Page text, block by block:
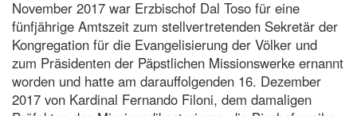
November 2017 war Erzbischof Dal Toso für eine
fünfjährige Amtszeit zum stellvertretenden Sekretär der
Kongregation für die Evangelisierung der Völker und
zum Präsidenten der Päpstlichen Missionswerke ernannt
worden und hatte am darauffolgenden 16. Dezember
2017 von Kardinal Fernando Filoni, dem damaligen